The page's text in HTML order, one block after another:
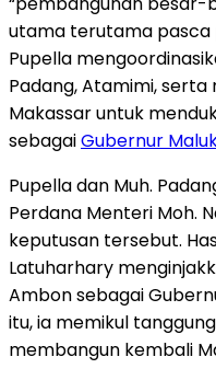
utama terutama pasca
Pupella
Padang, Atamimi,
Makassar untuk
sebagaiGubernur
Pupella dan Muh.
Perdana Menteri Moh.
keputusan tersebut.
Latuharhary
Ambon sebagai
itu, ia memikul
membangun kembali